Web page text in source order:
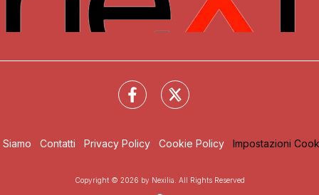
Siamo Contatti Privacy Policy Cookie Policy Impostazioni
Copyright © 2026 by Nexilia. All Rights Reserved